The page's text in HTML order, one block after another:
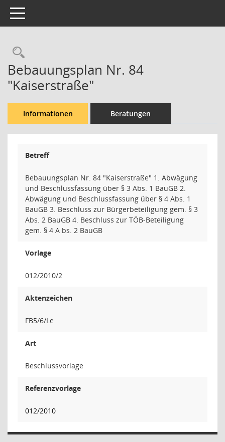
Toggle navigation
Rechercheauswahl
Bebauungsplan Nr. 84
"Kaiserstraße"
Informationen Beratungen
Betreff
Bebauungsplan Nr. 84 "Kaiserstraße" 1. Abwägung
und Beschlussfassung über § 3 Abs. 1 BauGB 2.
Abwägung und Beschlussfassung über § 4 Abs. 1
BauGB 3. Beschluss zur Bürgerbeteiligung gem. § 3
Abs. 2 BauGB 4. Beschluss zur TÖB-Beteiligung
gem. § 4 A bs. 2 BauGB
Vorlage
012/2010/2
Aktenzeichen
FB5/6/Le
Art
Beschlussvorlage
Referenzvorlage
012/2010